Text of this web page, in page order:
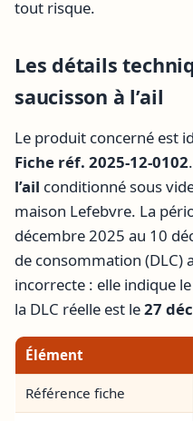
tout risque.
Les détails
saucisson à l’ail
Le produit concerné est
Fiche réf. 2025-12-0102
l’ail conditionné sous
maison Lefebvre. La
décembre 2025 au 10
de consommation (DLC)
incorrecte : elle indique le
la DLC réelle est le27
Élément
Référence fiche